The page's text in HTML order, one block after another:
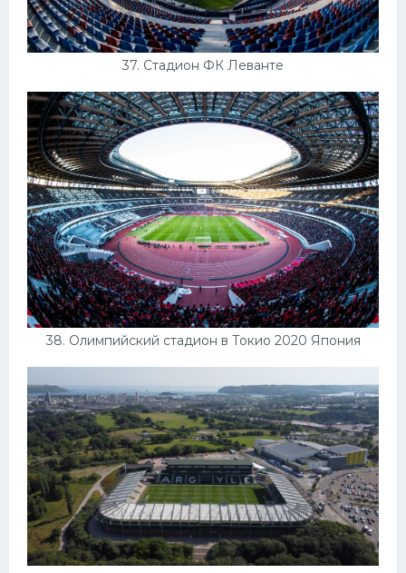
37. Стадион ФК Леванте
38. Олимпийский стадион в Токио 2020 Япония